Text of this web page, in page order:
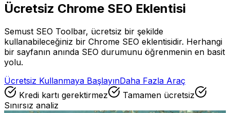
Ücretsiz Chrome SEO Eklentisi
Semust SEO Toolbar, ücretsiz bir şekilde
kullanabileceğiniz bir Chrome SEO eklentisidir. Herhangi
bir sayfanın anında SEO durumunu öğrenmenin en basit
yolu.
Ücretsiz Kullanmaya BaşlayınDaha Fazla Araç
Kredi kartı gerektirmez
Tamamen ücretsiz
Sınırsız analiz